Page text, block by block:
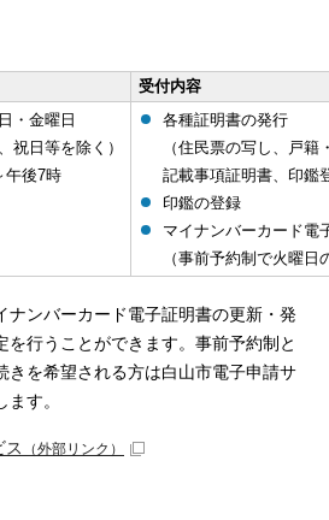
受付内容
・金曜日
祝日等を除く）
午後7時
各種証明書の発行
（住民票の写し、戸
記載事項証明書、印鑑
印鑑の登録
マイナンバーカード電
（事前予約制で火曜日
ナンバーカード電子証明書の更新・発
を行うことができます。事前予約制と
きを希望される方は白山市電子申請サ
す。
ス （外部リンク）